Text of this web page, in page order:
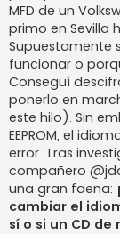
MFD de un
primo en Sevilla
Supuestamente
funcionar o
Conseguí
ponerlo en
este hilo). Sin
EEPROM, el
error. Tras
compañero
una gran faena:
cambiar el
sí o si un CD